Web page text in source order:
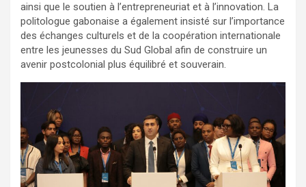
ainsi que le soutien à l’entrepreneuriat et à l’innovation. La
politologue gabonaise a également insisté sur l’importance
des échanges culturels et de la coopération internationale
entre les jeunesses du Sud Global afin de construire un
avenir postcolonial plus équilibré et souverain.